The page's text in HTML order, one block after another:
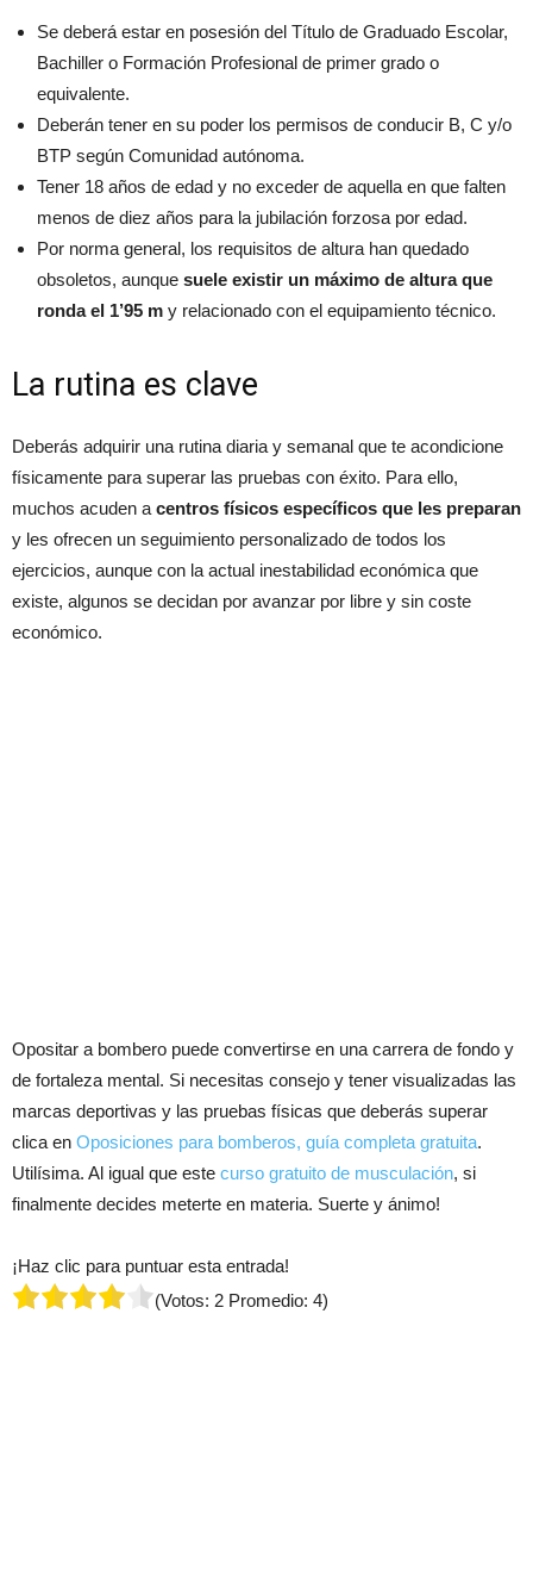
Se deberá estar en posesión del Título de Graduado Escolar,
Bachiller o Formación Profesional de primer grado o
equivalente.
Deberán tener en su poder los permisos de conducir B, C y/o
BTP según Comunidad autónoma.
Tener 18 años de edad y no exceder de aquella en que falten
menos de diez años para la jubilación forzosa por edad.
Por norma general, los requisitos de altura han quedado
obsoletos, aunque suele existir un máximo de altura que
ronda el 1’95 m y relacionado con el equipamiento técnico.
La rutina es clave
Deberás adquirir una rutina diaria y semanal que te acondicione
físicamente para superar las pruebas con éxito. Para ello,
muchos acuden a centros físicos específicos que les preparan
y les ofrecen un seguimiento personalizado de todos los
ejercicios, aunque con la actual inestabilidad económica que
existe, algunos se decidan por avanzar por libre y sin coste
económico.
Opositar a bombero puede convertirse en una carrera de fondo y
de fortaleza mental. Si necesitas consejo y tener visualizadas las
marcas deportivas y las pruebas físicas que deberás superar
clica en Oposiciones para bomberos, guía completa gratuita.
Utilísima. Al igual que este curso gratuito de musculación, si
finalmente decides meterte en materia. Suerte y ánimo!
¡Haz clic para puntuar esta entrada!
(Votos: 2 Promedio: 4)